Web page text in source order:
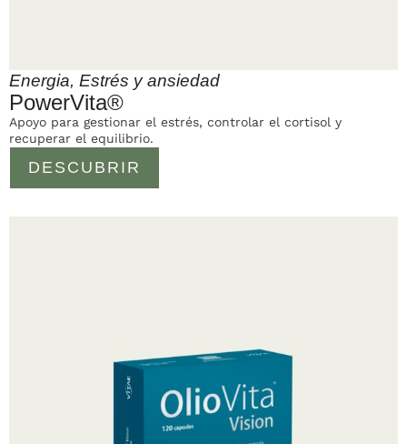
Energia, Estrés y ansiedad
PowerVita®
DESCUBRIR
Apoyo para gestionar el estrés, controlar el cortisol y
recuperar el equilibrio.